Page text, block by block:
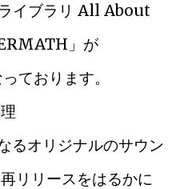
イブラリ All About
」が
ております。
るオリジナルのサウン
リリースをはるかに